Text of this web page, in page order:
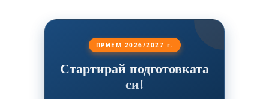
ПРИЕМ 2026/2027 г.
Стартирай подготовката
си!